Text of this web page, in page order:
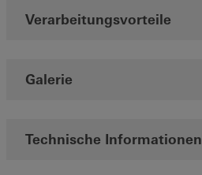
Verarbeitungsvorteile
Galerie
Technische Informationen